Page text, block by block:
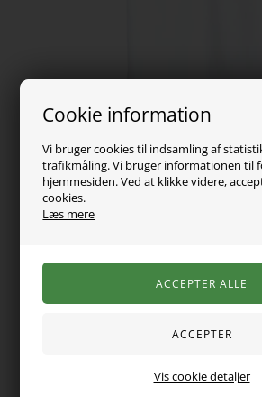
Cookie information
Vi bruger cookies til indsamling af
trafikmåling. Vi bruger informationen til
hjemmesiden. Ved at klikke videre,
cookies.
Læs mere
Vis cookie detaljer
89,00DKK
Smarte t-shirt, der er perfekte til både